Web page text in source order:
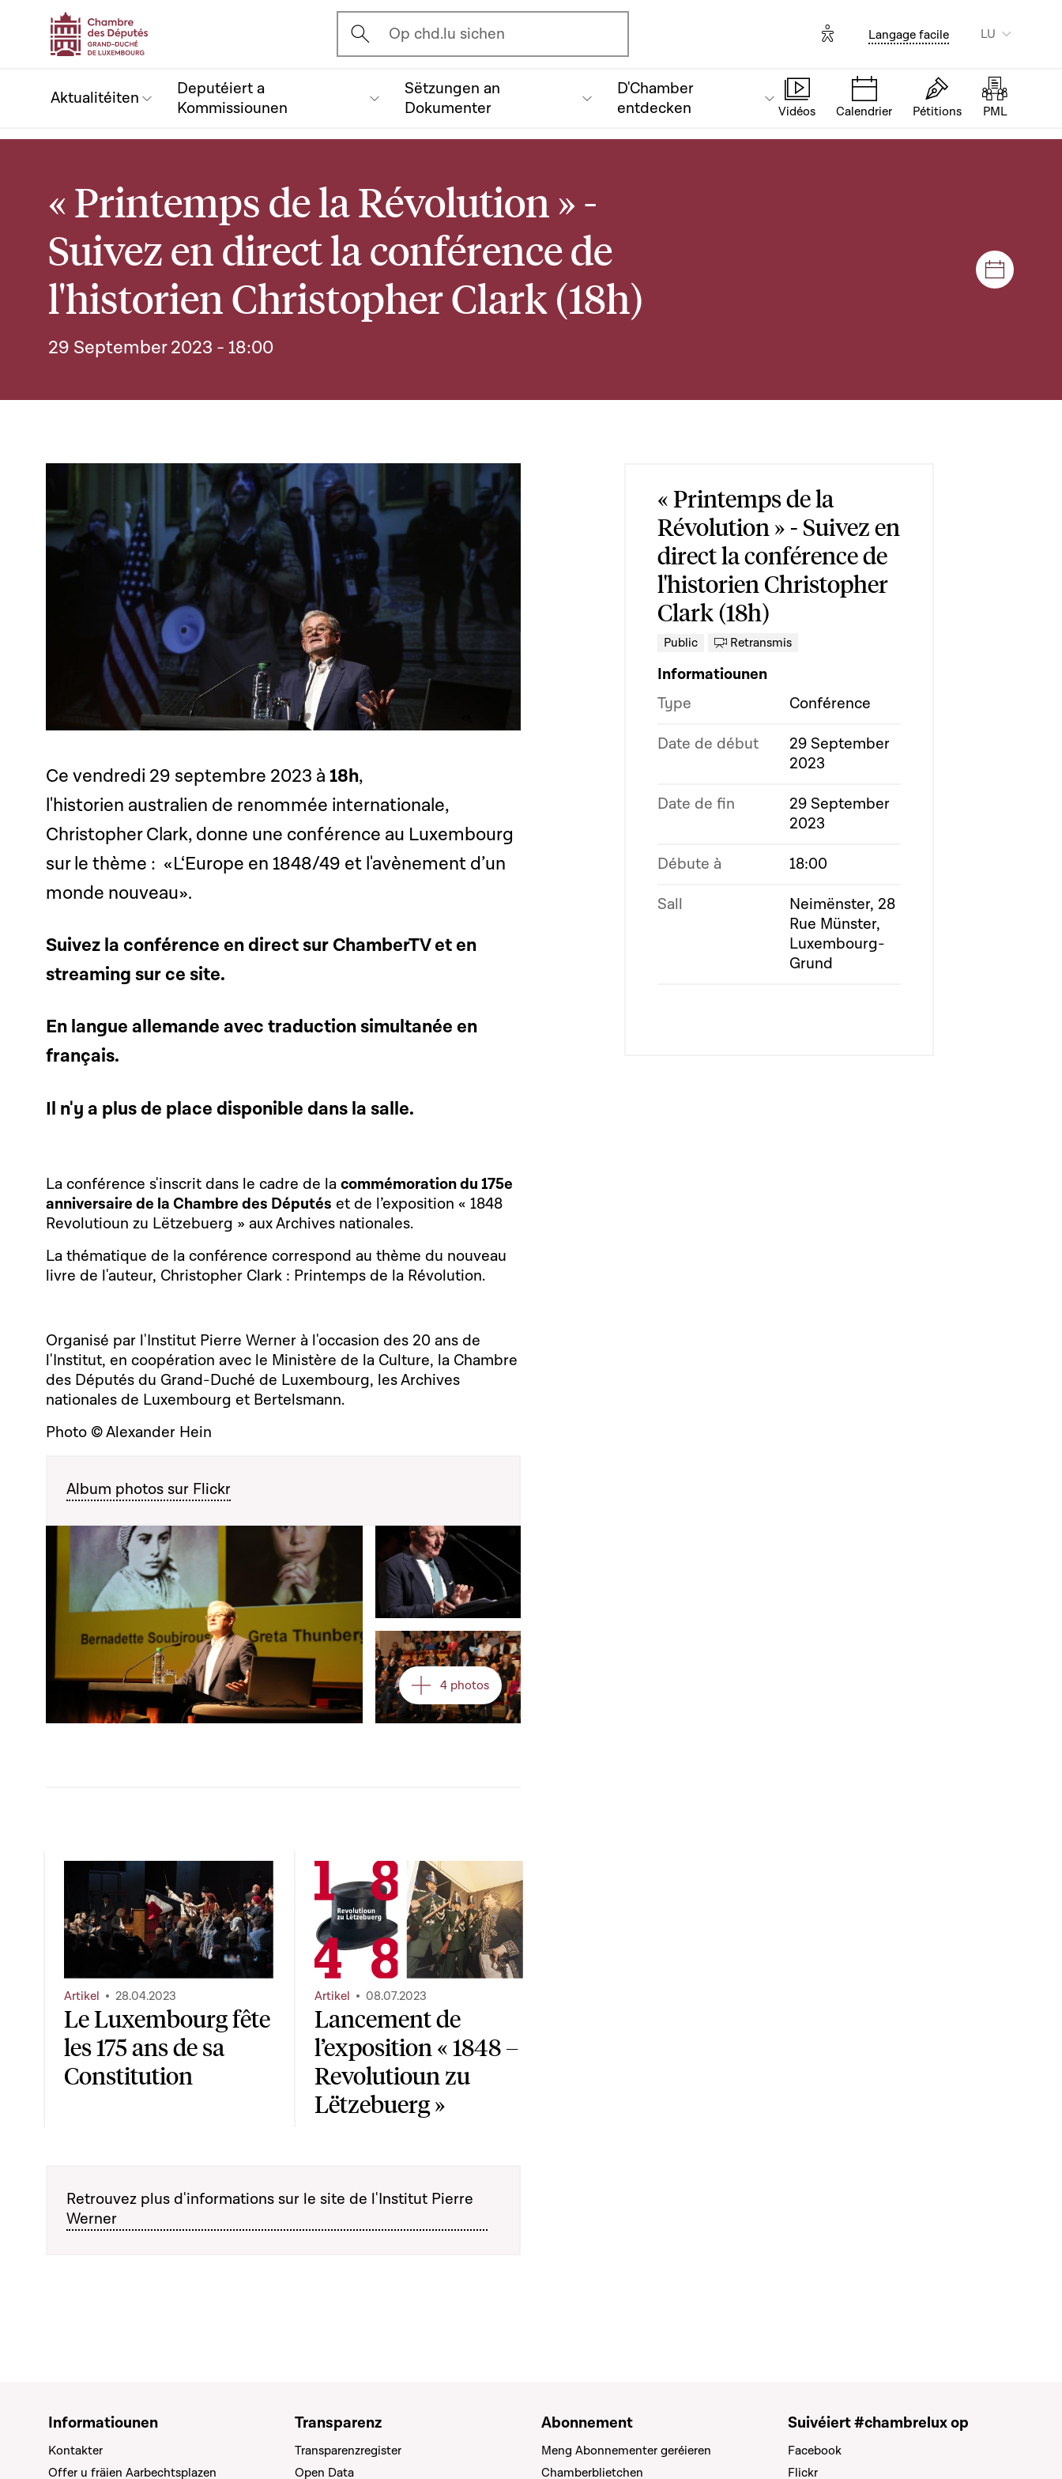
Ouvrir l'écran de recherche
Op chd.lu sichen Options d'accessibilité
Langage facile LU
Aktualitéiten
Deputéiert a
Kommissiounen
Sëtzungen an
Dokumenter
D'Chamber
entdecken
Vidéos Calendrier Pétitions PML
« Printemps de la Révolution » -
Suivez en direct la conférence de
l'historien Christopher Clark (18h)
29 September 2023 - 18:00
Ce vendredi 29 septembre 2023 à 18h,
l'historien australien de renommée internationale,
Christopher Clark, donne une conférence au Luxembourg
sur le thème : «L‘Europe en 1848/49 et l'avènement d’un
monde nouveau».
Suivez la conférence en direct sur ChamberTV et en
streaming sur ce site.
En langue allemande avec traduction simultanée en
français.
Il n'y a plus de place disponible dans la salle.
La conférence s'inscrit dans le cadre de lacommémoration du 175e
anniversaire de la Chambre des Députés et de l’exposition « 1848
Revolutioun zu Lëtzebuerg » aux Archives nationales.
La thématique de la conférence correspond au thème du nouveau
livre de l'auteur, Christopher Clark : Printemps de la Révolution.
Organisé par l'Institut Pierre Werner à l'occasion des 20 ans de
l'Institut, en coopération avec le Ministère de la Culture, la Chambre
des Députés du Grand-Duché de Luxembourg, les Archives
nationales de Luxembourg et Bertelsmann.
Photo © Alexander Hein
Album photos sur Flickr
Open image in gallery
Open image in gallery
Open image in gallery
4 photos
Le Luxembourg fête
les 175 ans de sa
Constitution
Artikel 28.04.2023
Lancement de
l’exposition « 1848 –
Revolutioun zu
Lëtzebuerg »
Artikel 08.07.2023
Retrouvez plus d'informations sur le site de l'Institut Pierre
Werner
« Printemps de la
Révolution » - Suivez en
direct la conférence de
l'historien Christopher
Clark (18h)
Public Retransmis
Informatiounen
Type
Conférence
Date de début
29 September
2023
Date de fin
29 September
2023
Débute à
18:00
Sall
Neimënster, 28
Rue Münster,
Luxembourg-
Grund
Informatiounen
Kontakter
Offer u fräien Aarbechtsplazen
Transparenz
Transparenzregister
Open Data
Abonnement
Meng Abonnementer geréieren
Chamberblietchen
Suivéiert #chambrelux op
Facebook
Flickr